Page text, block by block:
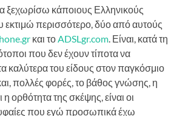
ξεχωρίσω κάποιους Ελληνικούς
εκτιμώ περισσότερο, δύο από αυτούς
και τοADSLgr.com. Είναι, κατά τη
που δεν έχουν τίποτα να
καλύτερα του είδους στον παγκόσμιο
πολλές φορές, το βάθος γνώσης, η
η ορθότητα της σκέψης, είναι οι
που εγώ προσωπικά έχω